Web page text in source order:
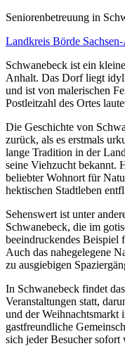
Senioren­betreuung in
Landkreis Börde
Schwanebeck ist ein
Anhalt. Das Dorf liegt
und ist von malerischen
Postleitzahl des Ortes
Die Geschichte von
zurück, als es erstmals
lange Tradition in der
seine Viehzucht bekannt.
beliebter Wohnort für
hektischen Stadtleben
Sehenswert ist unter
Schwanebeck, die im
beeindruckendes Beispiel
Auch das nahegelegene
zu ausgiebigen
In Schwanebeck findet
Veranstaltungen statt,
und der Weihnachtsmarkt
gastfreundliche
sich jeder Besucher